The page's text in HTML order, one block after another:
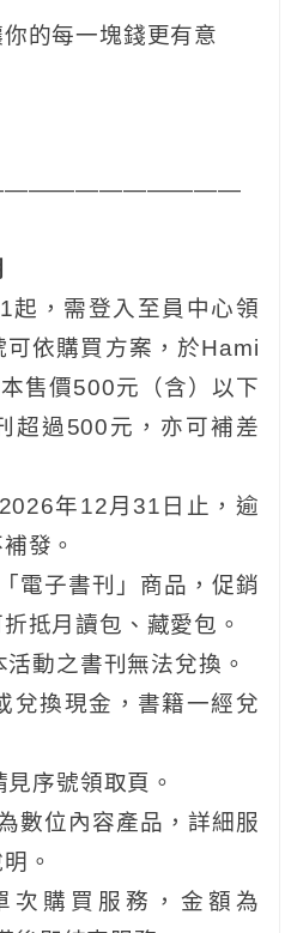
的每一塊錢更有意
起，需登入至員中心領
依購買方案，於Hami
售價500元（含）以下
超過500元，亦可補差
年12月31日止，逾
發。
電子書刊」商品，促銷
抵月讀包、藏愛包。
動之書刊無法兌換。
兌換現金，書籍一經兌
序號領取頁。
數位內容產品，詳細服
。
次購買服務，金額為